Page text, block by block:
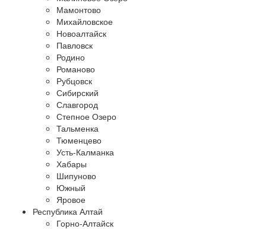
Мамонтово
Михайловское
Новоалтайск
Павловск
Родино
Романово
Рубцовск
Сибирский
Славгород
Степное Озеро
Тальменка
Тюменцево
Усть-Калманка
Хабары
Шипуново
Южный
Яровое
Республика Алтай
Горно-Алтайск